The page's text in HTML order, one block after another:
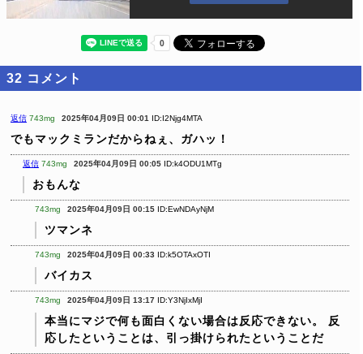
32 コメント
返信 743mg 2025年04月09日 00:01 ID:I2Njg4MTA
でもマックミランだからねぇ、ガハッ！
返信 743mg 2025年04月09日 00:05 ID:k4ODU1MTg
おもんな
743mg 2025年04月09日 00:15 ID:EwNDAyNjM
ツマンネ
743mg 2025年04月09日 00:33 ID:k5OTAxOTI
バイカス
743mg 2025年04月09日 13:17 ID:Y3NjIxMjI
本当にマジで何も面白くない場合は反応できない。
反
応したということは、引っ掛けられたということだ